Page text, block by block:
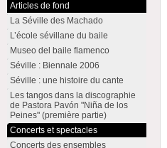
Articles de fond
La Séville des Machado
L’école sévillane du baile
Museo del baile flamenco
Séville : Biennale 2006
Séville : une histoire du cante
Les tangos dans la discographie
de Pastora Pavón "Niña de los
Peines" (première partie)
Concerts et spectacles
Concerts des ensembles